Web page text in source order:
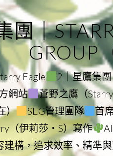
｜
GROUP
Eagle 2｜星鷹集團
網站
蒼野之鷹（
）
SEG管理團隊 首
（伊莉莎・S）寫作
構，追求效率、精準